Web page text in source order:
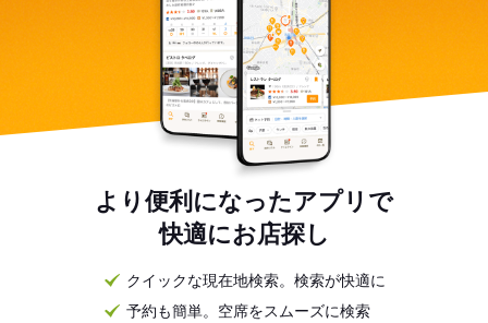
より便利になったアプリで
快適にお店探し
クイックな現在地検索。検索が快適に
予約も簡単。空席をスムーズに検索